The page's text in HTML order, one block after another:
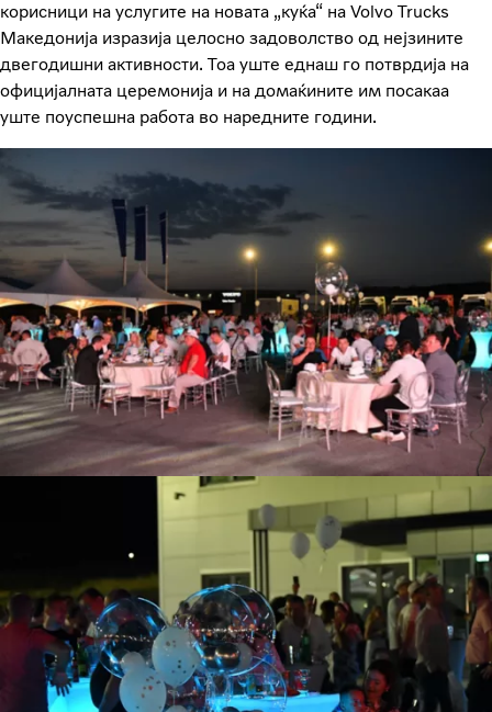
корисници на услугите на новата „куќа“ на Volvo Trucks
Македонија изразија целосно задоволство од нејзините
двегодишни активности. Тоа уште еднаш го потврдија на
официјалната церемонија и на домаќините им посакаа
уште поуспешна работа во наредните години.